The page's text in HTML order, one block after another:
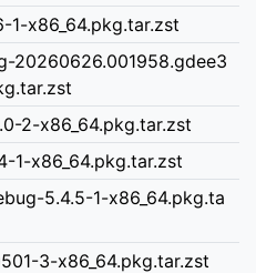
x86_64.pkg.tar.zst
20260626.001958.gdee3
2-x86_64.pkg.tar.zst
1-x86_64.pkg.tar.zst
5.4.5-1-x86_64.pkg.ta
3-x86_64.pkg.tar.zst